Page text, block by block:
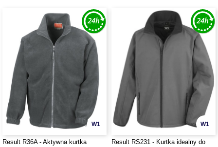
W1
Result R36A - Aktywna kurtka
W1
Result RS231 - Kurtka idealny do